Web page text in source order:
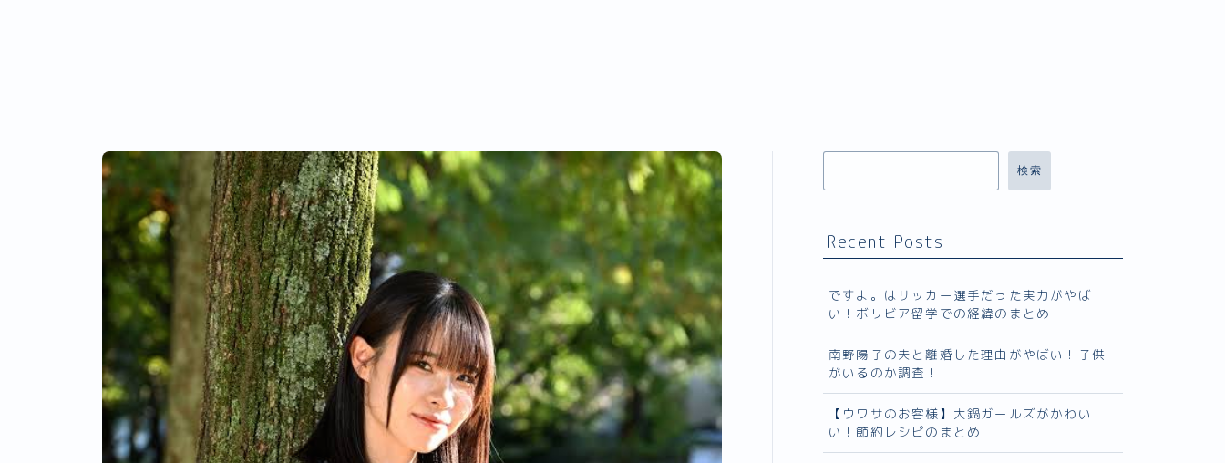
検索
Recent Posts
ですよ。はサッカー選手だった実力がやば
い！ボリビア留学での経緯のまとめ
南野陽子の夫と離婚した理由がやばい！子供
がいるのか調査！
【ウワサのお客様】大鍋ガールズがかわい
い！節約レシピのまとめ